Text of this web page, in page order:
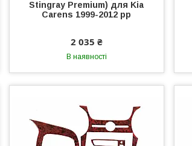
Stingray Premium) для Kia
Carens 1999-2012 рр
2 035 ₴
В наявності